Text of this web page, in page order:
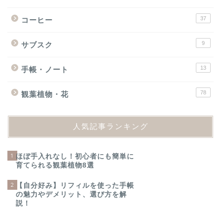
コーヒー 37
サブスク 9
手帳・ノート 13
観葉植物・花 78
人気記事ランキング
1 ほぼ手入れなし！初心者にも簡単に
育てられる観葉植物8選
2
【自分好み】リフィルを使った手帳
の魅力やデメリット、選び方を解
説！